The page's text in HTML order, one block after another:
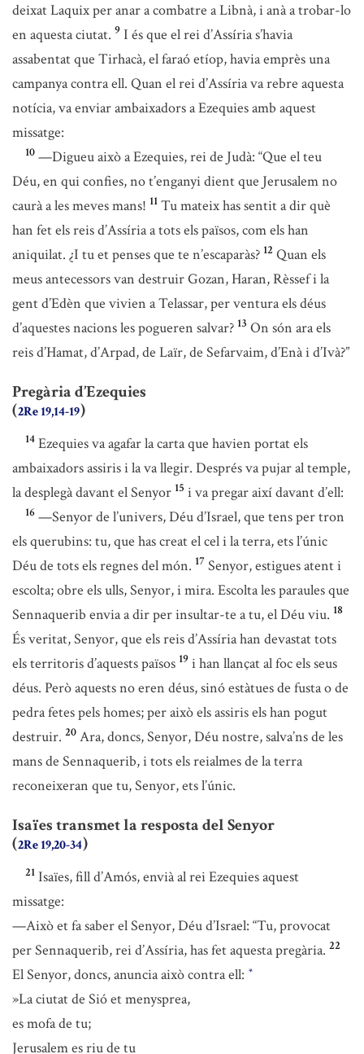
deixat Laquix per anar a combatre a Libnà, i anà a trobar-lo
en aquesta ciutat. 9 I és que el rei d’Assíria s’havia
assabentat que Tirhacà, el faraó etíop, havia emprès una
campanya contra ell. Quan el rei d’Assíria va rebre aquesta
notícia, va enviar ambaixadors a Ezequies amb aquest
missatge:
10 —Digueu això a Ezequies, rei de Judà: “Que el teu
Déu, en qui confies, no t’enganyi dient que Jerusalem no
caurà a les meves mans! 11 Tu mateix has sentit a dir què
han fet els reis d’Assíria a tots els països, com els han
aniquilat. ¿I tu et penses que te n’escaparàs? 12 Quan els
meus antecessors van destruir Gozan, Haran, Rèssef i la
gent d’Edèn que vivien a Telassar, per ventura els déus
d’aquestes nacions les pogueren salvar? 13 On són ara els
reis d’Hamat, d’Arpad, de Laïr, de Sefarvaim, d’Enà i d’Ivà?”
Pregària d’Ezequies
(2Re 19,14-19)
14 Ezequies va agafar la carta que havien portat els
ambaixadors assiris i la va llegir. Després va pujar al temple,
la desplegà davant el Senyor 15 i va pregar així davant d’ell:
16 —Senyor de l’univers, Déu d’Israel, que tens per tron
els querubins: tu, que has creat el cel i la terra, ets l’únic
Déu de tots els regnes del món. 17 Senyor, estigues atent i
escolta; obre els ulls, Senyor, i mira. Escolta les paraules que
Sennaquerib envia a dir per insultar-te a tu, el Déu viu. 18
És veritat, Senyor, que els reis d’Assíria han devastat tots
els territoris d’aquests països 19 i han llançat al foc els seus
déus. Però aquests no eren déus, sinó estàtues de fusta o de
pedra fetes pels homes; per això els assiris els han pogut
destruir. 20 Ara, doncs, Senyor, Déu nostre, salva’ns de les
mans de Sennaquerib, i tots els reialmes de la terra
reconeixeran que tu, Senyor, ets l’únic.
Isaïes transmet la resposta del Senyor
(2Re 19,20-34)
21 Isaïes, fill d’Amós, envià al rei Ezequies aquest
missatge:
—Això et fa saber el Senyor, Déu d’Israel: “Tu, provocat
per Sennaquerib, rei d’Assíria, has fet aquesta pregària. 22
El Senyor, doncs, anuncia això contra ell: *
»La ciutat de Sió et menysprea,
es mofa de tu;
Jerusalem es riu de tu